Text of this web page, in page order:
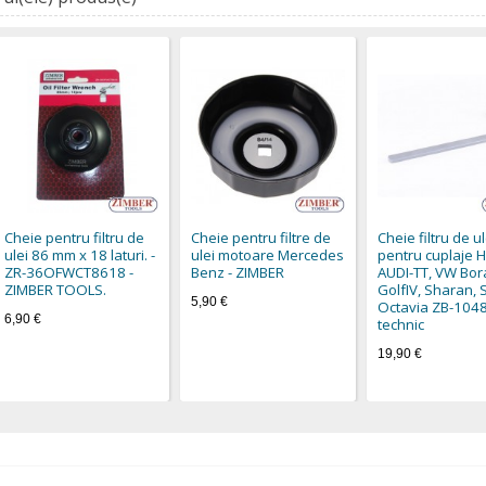
Cheie pentru filtru de
ulei 86 mm x 18 laturi. -
ZR-36OFWCT8618 -
ZIMBER TOOLS.
6,90 €
Cheie pentru filtre de
ulei motoare Mercedes
Benz - ZIMBER
5,90 €
Cheie filtru de
pentru cuplaje
AUDI-TT, VW
GolfIV, Sharan,
Octavia ZB-
technic
19,90 €